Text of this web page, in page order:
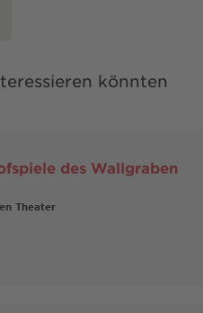
könnten
des Wallgraben
Theater